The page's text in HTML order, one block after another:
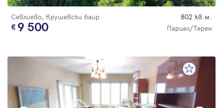
Севлиево, Крушевски баир 802 кв.м.
9 500 Парцел/Терен